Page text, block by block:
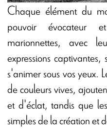
Chaque élément du
pouvoir évocateur
marionnettes, avec
expressions
s'animer sous vos yeux.
de couleurs vives,
et d'éclat, tandis que
simples de la création et